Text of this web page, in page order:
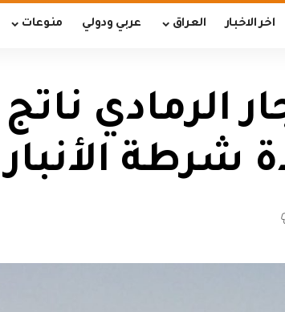
اخر الاخبار العراق عربي ودولي منوعات
الرمادي
شرطة الأنبار